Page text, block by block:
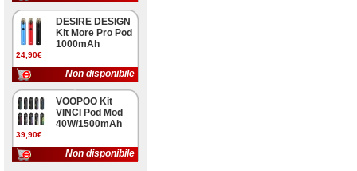
24,90€
DESIRE DESIGN
Kit More Pro Pod
1000mAh
Non disponibile
39,90€
VOOPOO Kit
VINCI Pod Mod
40W/1500mAh
Non disponibile